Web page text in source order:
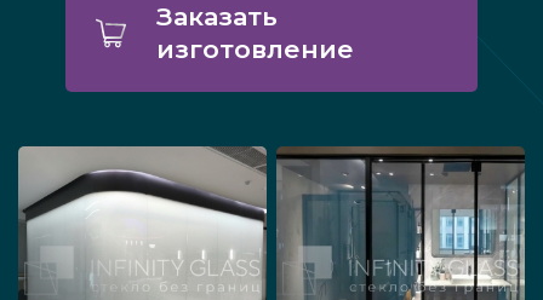
Заказать
изготовление